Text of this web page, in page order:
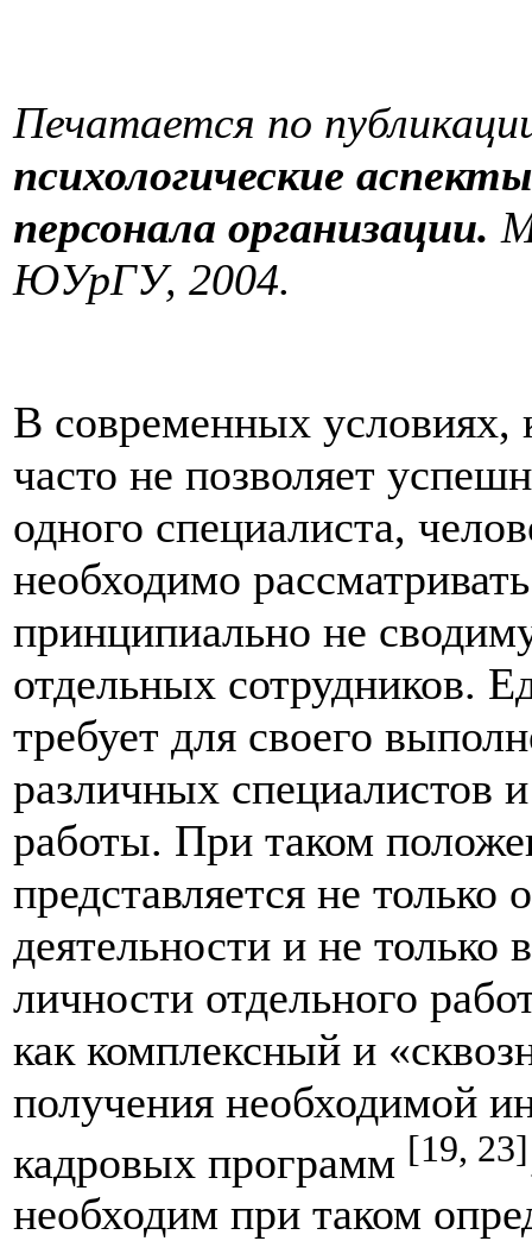
Печатается по
психологические
персонала организации.
ЮУрГУ, 2004.
В современных условиях,
часто не позволяет
одного специалиста,
необходимо
принципиально не
отдельных сотрудников.
требует для своего
различных специалистов
работы. При таком
представляется не только
деятельности и не только
личности отдельного
как комплексный и
получения необходимой
кадровых программ [19, 23]
необходим при таком